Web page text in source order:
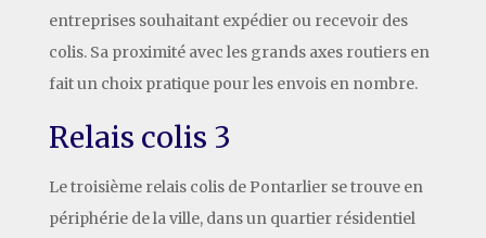
entreprises souhaitant expédier ou recevoir des
colis. Sa proximité avec les grands axes routiers en
fait un choix pratique pour les envois en nombre.
Relais colis 3
Le troisième relais colis de Pontarlier se trouve en
périphérie de la ville, dans un quartier résidentiel